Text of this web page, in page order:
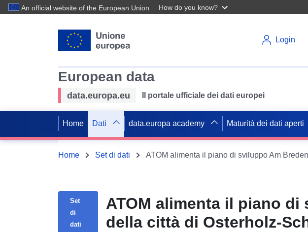
An official website of the European Union How do you know?
Login
European data
data.europa.eu Il portale ufficiale dei dati europei
Home Dati data.europa academy Maturità dei dati aperti
Home Set di dati
Set
di
dati
ATOM alimenta il piano
della città di Osterholz-